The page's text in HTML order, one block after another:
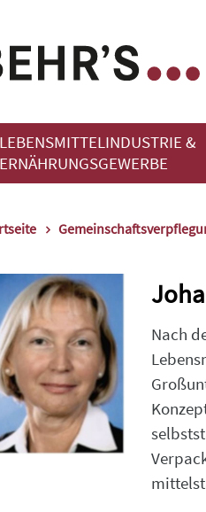
LEBENSMITTELINDUSTRIE &
ERNÄHRUNGSGEWERBE
Nach